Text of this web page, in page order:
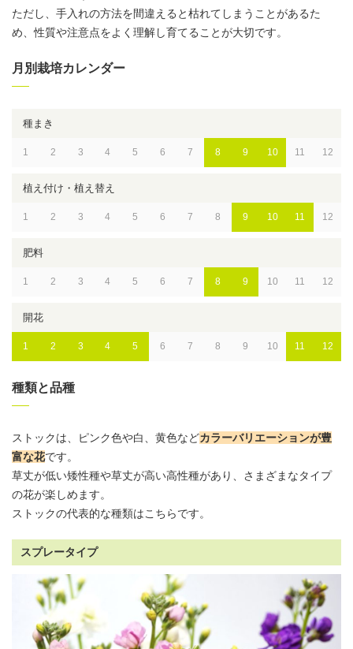
ただし、手入れの方法を間違えると枯れてしまうことがあるた
め、性質や注意点をよく理解し育てることが大切です。
月別栽培カレンダー
種まき
1 2 3 4 5 6 7 8 9 10 11 12
植え付け・植え替え
1 2 3 4 5 6 7 8 9 10 11 12
肥料
1 2 3 4 5 6 7 8 9 10 11 12
開花
1 2 3 4 5 6 7 8 9 10 11 12
種類と品種
ストックは、ピンク色や白、黄色などカラーバリエーションが豊
富な花です。
草丈が低い矮性種や草丈が高い高性種があり、さまざまなタイプ
の花が楽しめます。
ストックの代表的な種類はこちらです。
スプレータイプ